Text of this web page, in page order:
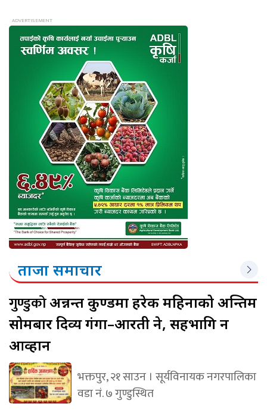
ताजा समाचार
गुण्डुकोअन्नन्त कुण्डमा हरेक महिनाको अन्तिम
सोमबार दिव्य गंगा–आरती हुने, सहभागि हुन
आव्हान
भक्तपुर, २१ साउन । सूर्यविनायक नगरपालिका
वडा नं. ७ गुण्डुस्थित